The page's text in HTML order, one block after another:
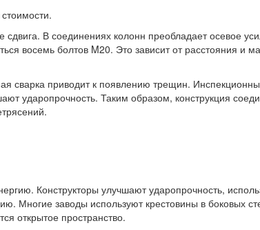
сдвига. В соединениях колонн преобладает осевое
восемь болтов M20. Это зависит от расстояния и
сварка приводит к появлению трещин.
ударопрочность. Таким образом, конструкция
Конструкторы улучшают ударопрочность,
заводы используют крестовины в боковых
открытое пространство.